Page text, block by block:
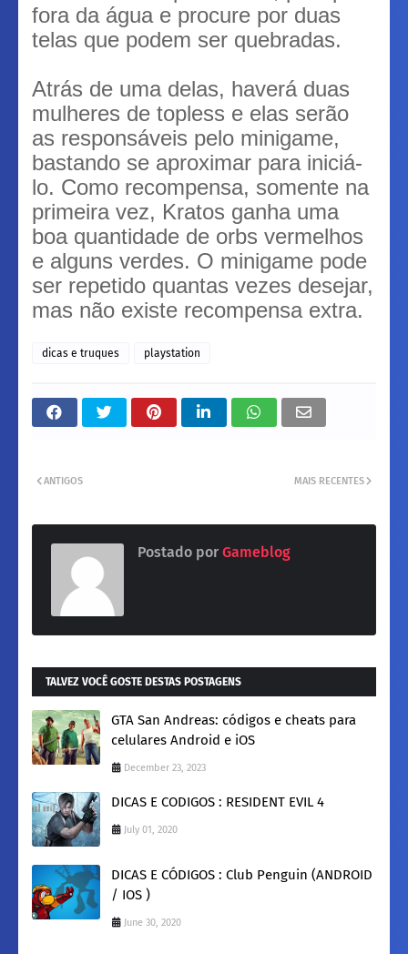
fora da água e procure por duas
telas que podem ser quebradas.
Atrás de uma delas, haverá duas
mulheres de topless e elas serão
as responsáveis pelo minigame,
bastando se aproximar para iniciá-
lo. Como recompensa, somente na
primeira vez, Kratos ganha uma
boa quantidade de orbs vermelhos
e alguns verdes. O minigame pode
ser repetido quantas vezes desejar,
mas não existe recompensa extra.
dicas e truques playstation
MAIS RECENTES
ANTIGOS
Postado por Gameblog
TALVEZ VOCÊ GOSTE DESTAS POSTAGENS
GTA San Andreas: códigos e cheats para
celulares Android e iOS
December 23, 2023
DICAS E CODIGOS : RESIDENT EVIL 4
July 01, 2020
DICAS E CÓDIGOS : Club Penguin (ANDROID
/ IOS )
June 30, 2020